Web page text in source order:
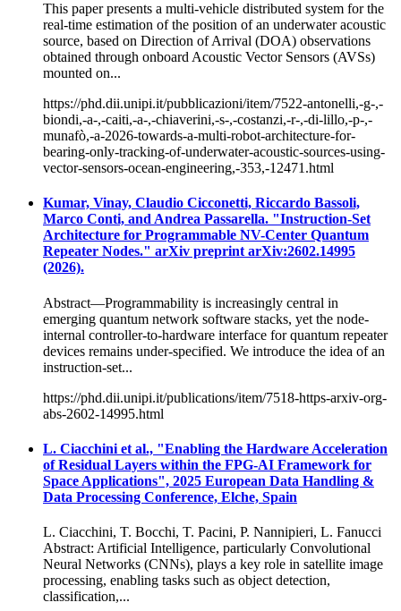
This paper presents a multi-vehicle distributed system for the
real-time estimation of the position of an underwater acoustic
source, based on Direction of Arrival (DOA) observations
obtained through onboard Acoustic Vector Sensors (AVSs)
mounted on...
https://phd.dii.unipi.it/pubblicazioni/item/7522-antonelli,-g-,-
biondi,-a-,-caiti,-a-,-chiaverini,-s-,-costanzi,-r-,-di-lillo,-p-,-
munafò,-a-2026-towards-a-multi-robot-architecture-for-
bearing-only-tracking-of-underwater-acoustic-sources-using-
vector-sensors-ocean-engineering,-353,-12471.html
Kumar, Vinay, Claudio Cicconetti, Riccardo Bassoli,
Marco Conti, and Andrea Passarella. "Instruction-Set
Architecture for Programmable NV-Center Quantum
Repeater Nodes." arXiv preprint arXiv:2602.14995
(2026).
Abstract—Programmability is increasingly central in
emerging quantum network software stacks, yet the node-
internal controller-to-hardware interface for quantum repeater
devices remains under-specified. We introduce the idea of an
instruction-set...
https://phd.dii.unipi.it/publications/item/7518-https-arxiv-org-
abs-2602-14995.html
L. Ciacchini et al., "Enabling the Hardware Acceleration
of Residual Layers within the FPG-AI Framework for
Space Applications", 2025 European Data Handling &
Data Processing Conference, Elche, Spain
L. Ciacchini, T. Bocchi, T. Pacini, P. Nannipieri, L. Fanucci
Abstract: Artificial Intelligence, particularly Convolutional
Neural Networks (CNNs), plays a key role in satellite image
processing, enabling tasks such as object detection,
classification,...